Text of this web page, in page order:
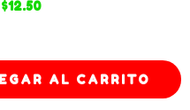
$12.50